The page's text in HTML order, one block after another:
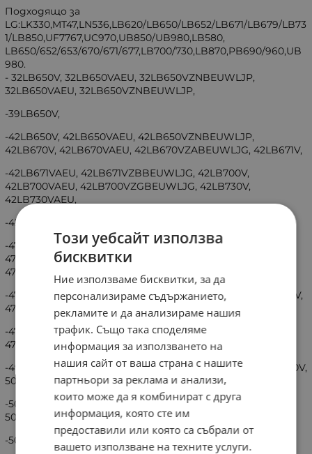
Подходящо за
LG:LK330,MT47,LN536,LB620/LB650/LB652/LB671/LB679/LB73
1/LB850,UF7767,UC970,UB850/UB980,LB580,
LB650/652/653/670/671/677,LB700/730,LB870,PB690/960,UB
980.
- 32LB650V, 32LB650VAEU, 32LB650VZNBEUWLJP,
32LB650VAEU, 32LB650VZNBEUWLJP,
-39LB650V,
-42LB650V, 42LB650VAEU, 42LB650VZNBEUWLJP,
42LB670V, 42LB670VAEU, 42LB670VZABEUWLJG, 42LB671V,
-42LB671VAEU, 42LB671VZBBEUWLJG, 42LB700V,
42LB700VAEU, 42LB700VZGBEUWLJG, 42LB730V,
42LB730VAEU,
-42LB730VZDBEUWLJG,
-47LB650V, 47LB650V, 47LB650VZNBPIWLJG,
47LB650VZNBEKWLJG, 47LB650VZNBEUWLJG,
47LB650VZNBEEWLJG,
-47LB670V, 47LB670VAEU, 47LB670VZABEUWLJG, 47LB671V,
47LB671VAEU, 47LB671VZBBEUWLJG, 47LB700V,
-47LB700VAEU, 47LB700VZGBEUWLJG, 47LB730V,
47LB730VAEU, 47LB730VZDBEUWLJG,
-49LB870V, 49LB870VAEU, 49LB870VZABEUWLJP,50LB650V,
50LB650VAEU, 50LB650VZNBEKWLJG,
-50LB650VZNBEUDLJG, 50LB670V, 50LB670VAEU,
50LB670VZABEUWLJG 50LB671V, 50LB671VAEU,
-50LB671VZBBEUWLJG, 50LB700V, 50LB730V, 50PB960V,
Този уебсайт използва
бисквитки
Ние използваме бисквитки, за да
персонализираме съдържанието,
рекламите и да анализираме нашия
трафик. Също така споделяме
информация за използването на
нашия сайт от ваша страна с нашите
партньори за реклама и анализи,
които може да я комбинират с друга
информация, която сте им
предоставили или която са събрали от
вашето използване на техните услуги.